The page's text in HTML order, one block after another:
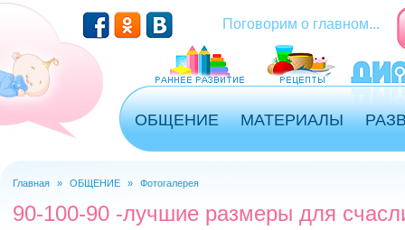
Перейти к основному содержанию
Поговорим о главном...
ОБЩЕНИЕ МАТЕРИАЛЫ
Главная » ОБЩЕНИЕ » Фотогалерея
90-100-90 -лучшие размеры для